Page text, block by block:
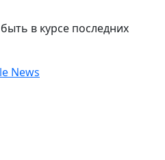
в курсе последних
News